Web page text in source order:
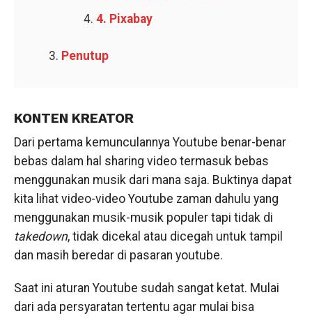
4. Pixabay
Penutup
KONTEN KREATOR
Dari pertama kemunculannya Youtube benar-benar
bebas dalam hal sharing video termasuk bebas
menggunakan musik dari mana saja. Buktinya dapat
kita lihat video-video Youtube zaman dahulu yang
menggunakan musik-musik populer tapi tidak di
takedown, tidak dicekal atau dicegah untuk tampil
dan masih beredar di pasaran youtube.
Saat ini aturan Youtube sudah sangat ketat. Mulai
dari ada persyaratan tertentu agar mulai bisa